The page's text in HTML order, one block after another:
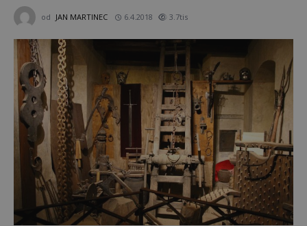
od JAN MARTINEC 6.4.2018 3.7tis